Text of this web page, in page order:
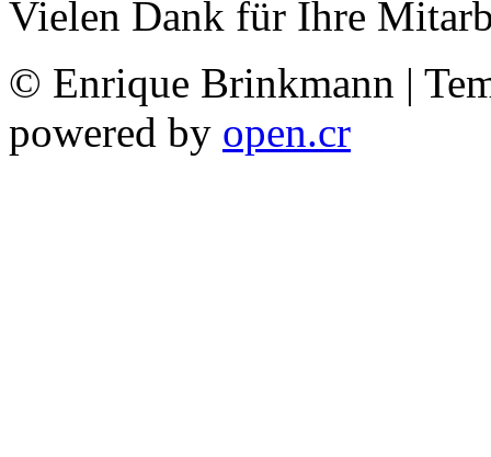
Vielen Dank für Ihre
© Enrique Brinkmann |
powered by open.cr